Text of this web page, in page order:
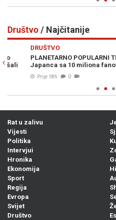
Društvo / Najčitanije
DRUŠTVO
PLANETARNO POPULARNI
Japanca sa 10 miliona fanova
Prije 18h 0
Rat u zalivu
Vijesti
Politika
Intervjui
Hronika
Ekonomija
Sport
Regija
Evropa
Svijet
Društvo